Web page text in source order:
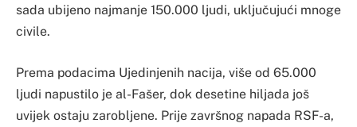
sada ubijeno najmanje 150.000 ljudi, uključujući mnoge
civile.
Prema podacima Ujedinjenih nacija, više od 65.000
ljudi napustilo je al-Fašer, dok desetine hiljada još
uvijek ostaju zarobljene. Prije završnog napada RSF-a,